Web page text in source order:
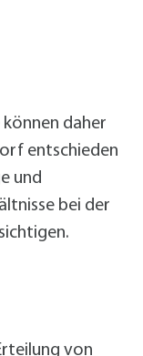
daher
entschieden
und
bei der
von